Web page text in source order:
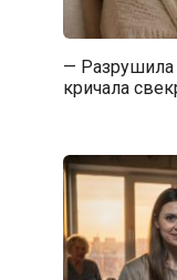
—
кричала